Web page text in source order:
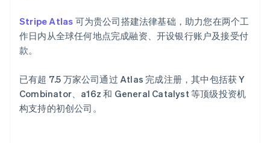
Stripe Atlas 可为贵公司搭建法律基础，助力您在两个工
作日内从全球任何地点完成融资、开设银行账户及接受付
款。
已有超 7.5 万家公司通过 Atlas 完成注册，其中包括获 Y
Combinator、a16z 和 General Catalyst 等顶级投资机
构支持的初创公司。